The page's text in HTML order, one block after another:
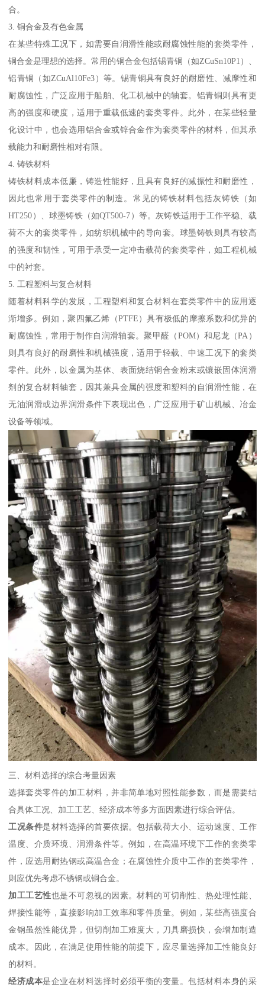
合。
3. 铜合金及有色金属
在某些特殊工况下，如需要自润滑性能或耐腐蚀性能的套类零件，
铜合金是理想的选择。常用的铜合金包括锡青铜（如ZCuSn10P1）、
铝青铜（如ZCuAl10Fe3）等。锡青铜具有良好的耐磨性、减摩性和
耐腐蚀性，广泛应用于船舶、化工机械中的轴套。铝青铜则具有更
高的强度和硬度，适用于重载低速的套类零件。此外，在某些轻量
化设计中，也会选用铝合金或锌合金作为套类零件的材料，但其承
载能力和耐磨性相对有限。
4. 铸铁材料
铸铁材料成本低廉，铸造性能好，且具有良好的减振性和耐磨性，
因此也常用于套类零件的制造。常见的铸铁材料包括灰铸铁（如
HT250）、球墨铸铁（如QT500-7）等。灰铸铁适用于工作平稳、载
荷不大的套类零件，如纺织机械中的导向套。球墨铸铁则具有较高
的强度和韧性，可用于承受一定冲击载荷的套类零件，如工程机械
中的衬套。
5. 工程塑料与复合材料
随着材料科学的发展，工程塑料和复合材料在套类零件中的应用逐
渐增多。例如，聚四氟乙烯（PTFE）具有极低的摩擦系数和优异的
耐腐蚀性，常用于制作自润滑轴套。聚甲醛（POM）和尼龙（PA）
则具有良好的耐磨性和机械强度，适用于轻载、中速工况下的套类
零件。此外，以金属为基体、表面烧结铜合金粉末或镶嵌固体润滑
剂的复合材料轴套，因其兼具金属的强度和塑料的自润滑性能，在
无油润滑或边界润滑条件下表现出色，广泛应用于矿山机械、冶金
设备等领域。
三、材料选择的综合考量因素
选择套类零件的加工材料，并非简单地对照性能参数，而是需要结
合具体工况、加工工艺、经济成本等多方面因素进行综合评估。
工况条件是材料选择的首要依据。包括载荷大小、运动速度、工作
温度、介质环境、润滑条件等。例如，在高温环境下工作的套类零
件，应选用耐热钢或高温合金；在腐蚀性介质中工作的套类零件，
则应优先考虑不锈钢或铜合金。
加工工艺性也是不可忽视的因素。材料的可切削性、热处理性能、
焊接性能等，直接影响加工效率和零件质量。例如，某些高强度合
金钢虽然性能优异，但切削加工难度大，刀具磨损快，会增加制造
成本。因此，在满足使用性能的前提下，应尽量选择加工性能良好
的材料。
经济成本是企业在材料选择时必须平衡的变量。包括材料本身的采